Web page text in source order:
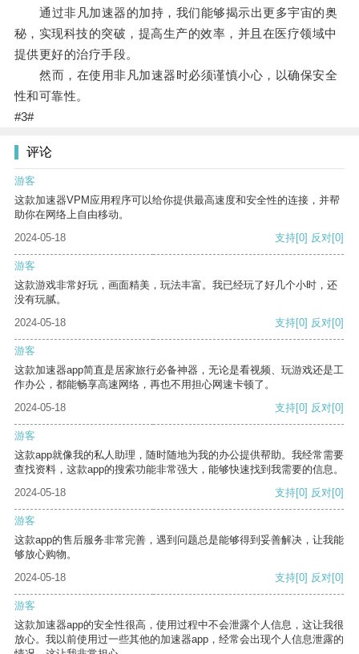
通过非凡加速器的加持，我们能够揭示出更多宇宙的奥
秘，实现科技的突破，提高生产的效率，并且在医疗领域中
提供更好的治疗手段。
然而，在使用非凡加速器时必须谨慎小心，以确保安全
性和可靠性。
#3#
评论
游客
这款加速器VPM应用程序可以给你提供最高速度和安全性的连接，并帮
助你在网络上自由移动。
2024-05-18
支持[0] 反对[0]
游客
这款游戏非常好玩，画面精美，玩法丰富。我已经玩了好几个小时，还
没有玩腻。
2024-05-18
支持[0] 反对[0]
游客
这款加速器app简直是居家旅行必备神器，无论是看视频、玩游戏还是工
作办公，都能畅享高速网络，再也不用担心网速卡顿了。
2024-05-18
支持[0] 反对[0]
游客
这款app就像我的私人助理，随时随地为我的办公提供帮助。我经常需要
查找资料，这款app的搜索功能非常强大，能够快速找到我需要的信息。
2024-05-18
支持[0] 反对[0]
游客
这款app的售后服务非常完善，遇到问题总是能够得到妥善解决，让我能
够放心购物。
2024-05-18
支持[0] 反对[0]
游客
这款加速器app的安全性很高，使用过程中不会泄露个人信息，这让我很
放心。我以前使用过一些其他的加速器app，经常会出现个人信息泄露的